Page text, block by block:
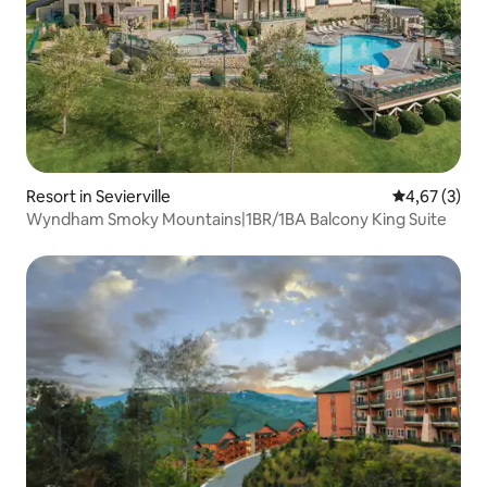
Resort in Sevierville
4,67 (3)
Wyndham Smoky Mountains|1BR/1BA Balcony King Suite